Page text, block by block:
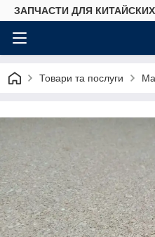
ЗАПЧАСТИ ДЛЯ
Товари та послуги